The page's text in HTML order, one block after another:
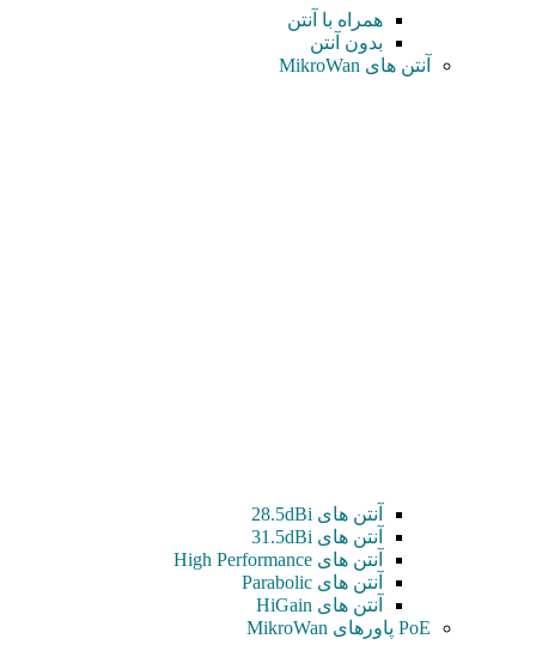
همراه با آنتن
بدون آنتن
آنتن های MikroWan
آنتن های 28.5dBi
آنتن های 31.5dBi
آنتن های High Performance
آنتن های Parabolic
آنتن های HiGain
PoE پاورهای MikroWan